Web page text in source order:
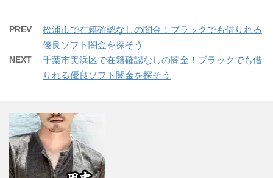
PREV
松浦市で在籍確認なしの闇金！ブラックでも借りれる
優良ソフト闇金を探そう
NEXT
千葉市美浜区で在籍確認なしの闇金！ブラックでも借
りれる優良ソフト闇金を探そう